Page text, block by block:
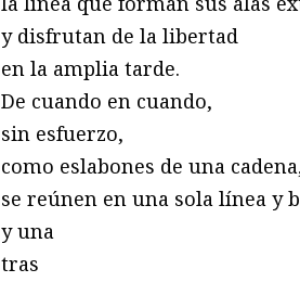
y disfrutan de la libertad
en la amplia tarde.
De cuando en cuando,
sin esfuerzo,
como eslabones de una
se reúnen en una sola línea y
y una
tras